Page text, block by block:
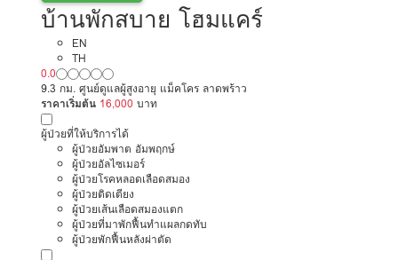
บ้านพักสบาย โฮมแคร์
EN
TH
0.0
9.3 กม. ศูนย์ดูแลผู้สูงอายุ แม็คโคร ลาดพร้าว
ราคาเริ่มต้น 16,000 บาท
ผู้ป่วยที่ให้บริการได้
ผู้ป่วยอัมพาต อัมพฤกษ์
ผู้ป่วยอัลไซเมอร์
ผู้ป่วยโรคหลอดเลือดสมอง
ผู้ป่วยติดเตียง
ผู้ป่วยเส้นเลือดสมองแตก
ผู้ป่วยที่มาพักฟื้นทำแผลกดทับ
ผู้ป่วยพักฟื้นหลังผ่าตัด